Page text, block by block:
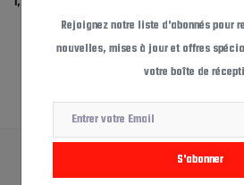
Rejoignez notre liste d'abonnés pour
nouvelles, mises à jour et offres
votre boîte de
S'abonner